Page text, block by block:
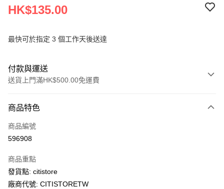
HK$135.00
最快可於指定 3 個工作天後送達
付款與運送
送貨上門滿HK$500.00免運費
信用卡
AlipayHK
WeChat Pay
商品特色
商品編號
596908
商品重點
發貨點: citistore
廠商代號: CITISTORETW